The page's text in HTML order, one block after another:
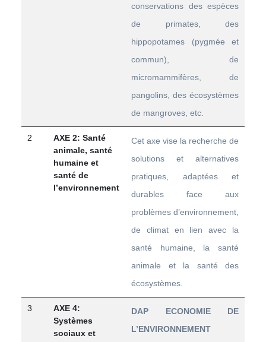
conservations des espèces
de primates, des
hippopotames (pygmée et
commun), de
micromammifères, de
pangolins, des écosystèmes
de mangroves, etc.
2
AXE 2: Santé
animale, santé
humaine et
santé de
l’environnement
Cet axe vise la recherche de
solutions et alternatives
pratiques, adaptées et
durables face aux
problèmes d’environnement,
de climat en lien avec la
santé humaine, la santé
animale et la santé des
écosystèmes.
3
AXE 4:
Systèmes
sociaux et
DAP ECONOMIE DE
L’ENVIRONNEMENT